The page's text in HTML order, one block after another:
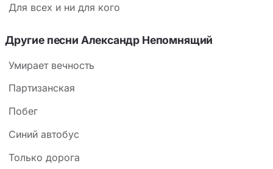
Для всех и ни для кого
Другие песни Александр Непомнящий
Умирает вечность
Партизанская
Побег
Синий автобус
Только дорога